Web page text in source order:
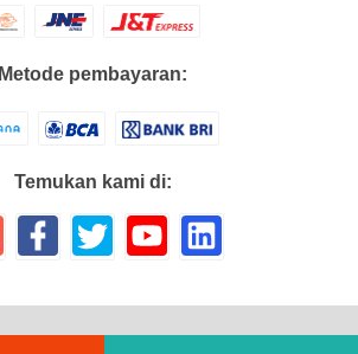
Metode pembayaran:
Temukan kami di: